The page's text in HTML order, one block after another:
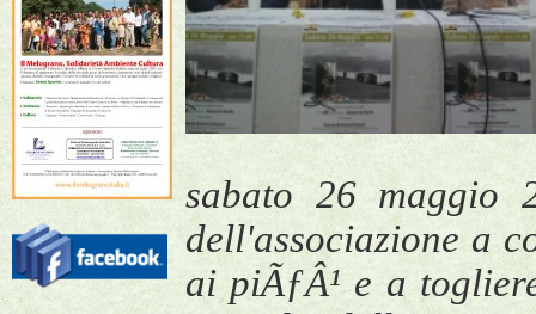
sabato 26 maggio
dell'associazione a
ai piÃƒÂ¹ e a